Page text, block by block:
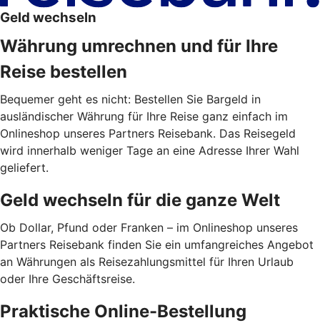
Geld wechseln
Währung umrechnen und für Ihre
Reise bestellen
Bequemer geht es nicht: Bestellen Sie Bargeld in
ausländischer Währung für Ihre Reise ganz einfach im
Onlineshop unseres Partners Reisebank. Das Reisegeld
wird innerhalb weniger Tage an eine Adresse Ihrer Wahl
geliefert.
Geld wechseln für die ganze Welt
Ob Dollar, Pfund oder Franken – im Onlineshop unseres
Partners Reisebank finden Sie ein umfangreiches Angebot
an Währungen als Reisezahlungsmittel für Ihren Urlaub
oder Ihre Geschäftsreise.
Praktische Online-Bestellung